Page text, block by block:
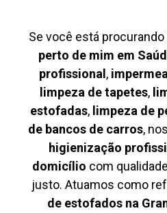
Se você está procurando
perto de mim em
profissional ,
limpeza de tapetes,
estofadas, limpeza de
de bancos de carros,
higienização
domicílio com
justo. Atuamos como
de estofados na